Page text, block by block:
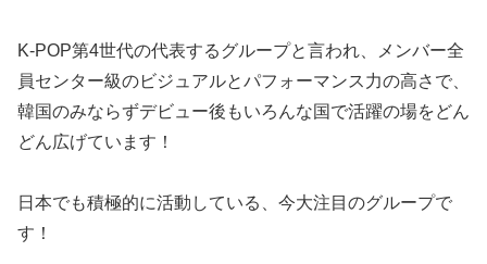
K-POP第4世代の代表するグループと言われ、メンバー全
員センター級のビジュアルとパフォーマンス力の高さで、
韓国のみならずデビュー後もいろんな国で活躍の場をどん
どん広げています！
日本でも積極的に活動している、今大注目のグループで
す！